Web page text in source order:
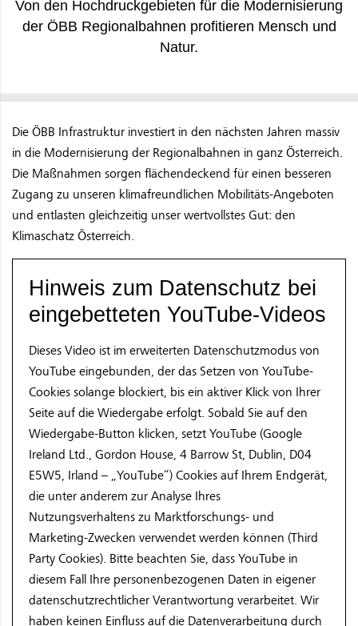
Von den Hochdruckgebieten für die Modernisierung
der ÖBB Regionalbahnen profitieren Mensch und
Natur.
Die ÖBB Infrastruktur investiert in den nächsten Jahren massiv
in die Modernisierung der Regionalbahnen in ganz Österreich.
Die Maßnahmen sorgen flächendeckend für einen besseren
Zugang zu unseren klimafreundlichen Mobilitäts-Angeboten
und entlasten gleichzeitig unser wertvollstes Gut: den
Klimaschatz Österreich.
Hinweis zum Datenschutz bei
eingebetteten YouTube-Videos
Dieses Video ist im erweiterten Datenschutzmodus von
YouTube eingebunden, der das Setzen von YouTube-
Cookies solange blockiert, bis ein aktiver Klick von Ihrer
Seite auf die Wiedergabe erfolgt. Sobald Sie auf den
Wiedergabe-Button klicken, setzt YouTube (Google
Ireland Ltd., Gordon House, 4 Barrow St, Dublin, D04
E5W5, Irland – „YouTube“) Cookies auf Ihrem Endgerät,
die unter anderem zur Analyse Ihres
Nutzungsverhaltens zu Marktforschungs- und
Marketing-Zwecken verwendet werden können (Third
Party Cookies). Bitte beachten Sie, dass YouTube in
diesem Fall Ihre personenbezogenen Daten in eigener
datenschutzrechtlicher Verantwortung verarbeitet. Wir
haben keinen Einfluss auf die Datenverarbeitung durch